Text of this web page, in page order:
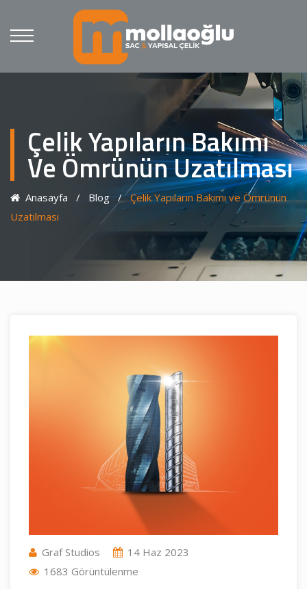
Çelik Yapıların Bakımı
Ve Ömrünün Uzatılması
Anasayfa / Blog / Çelik Yapıların Bakımı ve Ömrünün
Uzatılması
Graf Studios
14 Haz 2023
1683 Görüntülenme